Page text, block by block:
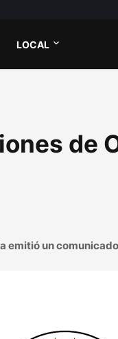
LOCAL
de
emitió un